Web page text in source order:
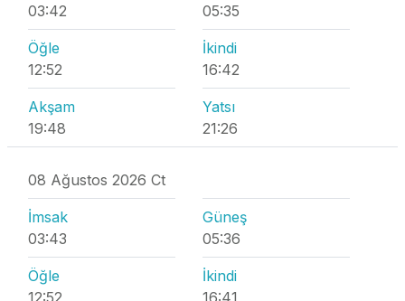
03:42
05:35
Öğle
12:52
İkindi
16:42
Akşam
19:48
Yatsı
21:26
08 Ağustos 2026 Ct
İmsak
03:43
Güneş
05:36
Öğle
12:52
İkindi
16:41